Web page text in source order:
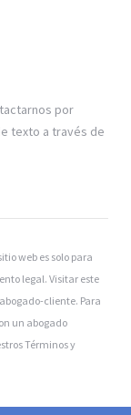
por
texto a través de
web es solo para
legal. Visitar este
cliente. Para
un abogado
Términos y